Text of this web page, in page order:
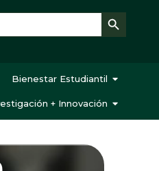
Botón de búsqueda
Bienestar Estudiantil
+ Innovación